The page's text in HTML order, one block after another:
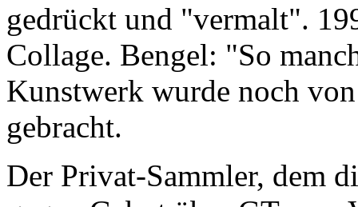
gedrückt und "vermalt".
Collage. Bengel: "So
Kunstwerk wurde noch
gebracht.
Der Privat-Sammler, dem